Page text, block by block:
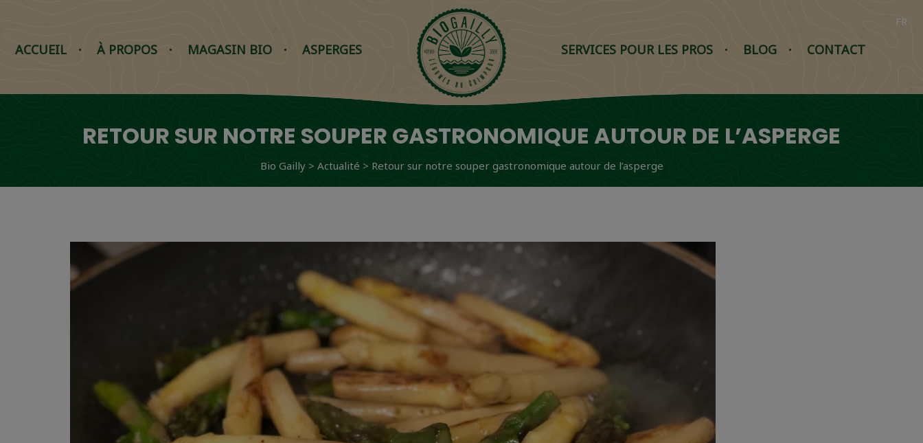
ACCUEIL À PROPOS MAGASIN BIO ASPERGES SERVICES POUR LES PROS BLOG CONTACT
FR
RETOUR SUR NOTRE SOUPER GASTRONOMIQUE AUTOUR DE L’ASPERGE
Bio Gailly> Actualité > Retour sur notre souper gastronomique autour de l’asperge